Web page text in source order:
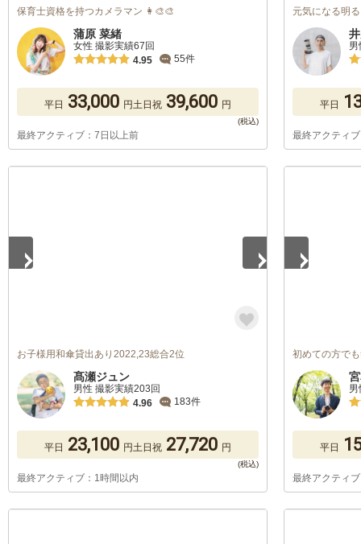
保育士資格を持つカメラマン 👩‍🎨🎨
蒲原 菜緒
女性 撮影実績67回
4.95
55件
平日 33,000 円土日祝 39,600 円
最終アクティブ：7日以上前
元気になる明
男
平日
最終アクティ
お子様用和傘貸出あり2022,23総合2位
髙瀬ジュン
男性 撮影実績203回
4.96
183件
平日 23,100 円土日祝 27,720 円
最終アクティブ：1時間以内
初めての方で
平日
最終アクティ